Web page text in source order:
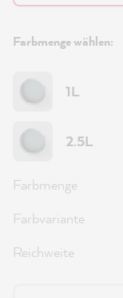
Farbmenge wählen:
1L
2.5L
Farbmenge
Farbvariante
Reichweite